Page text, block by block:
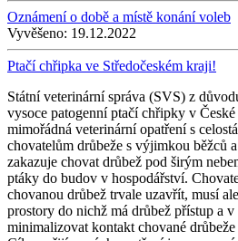
Oznámení o době a místě konání voleb
Vyvěšeno: 19.12.2022
Ptačí chřipka ve Středočeském kraji!
Státní veterinární správa (SVS) z
vysoce patogenní ptačí chřipky v
mimořádná veterinární opatření s
chovatelům drůbeže s výjimkou běžců
zakazuje chovat drůbež pod širým
ptáky do budov v hospodářství.
chovanou drůbež trvale uzavřít, musí
prostory do nichž má drůbež přístup a
minimalizovat kontakt chované